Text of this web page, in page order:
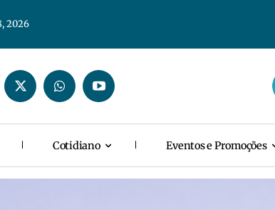
2026
Cotidiano Eventos e Promoções